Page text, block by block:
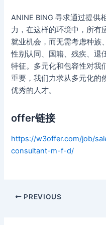
ANINE BING 寻求通过提供
力，在这样的环境中，所有
就业机会，而无需考虑种族
性别认同、国籍、残疾、退
特征。多元化和包容性对我
重要，我们力求从多元化的
优秀的人才。
offer链接
https://w3offer.com/job/
consultant-m-f-d/
Post
PREVIOUS